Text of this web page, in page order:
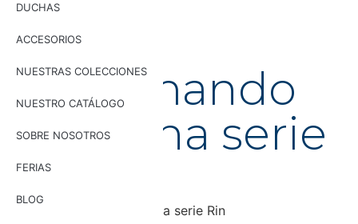
DUCHAS
ACCESORIOS
NUESTRAS COLECCIONES
NUESTRO CATÁLOGO
SOBRE NOSOTROS
FERIAS
BLOG
UG10014
Grifo
monomando
de ducha serie
Rin
Grifo monomando de ducha serie Rin